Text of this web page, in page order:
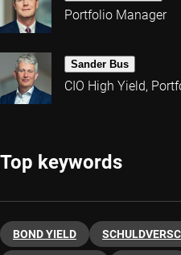
Portfolio Manager
Sander Bus
CIO High Yield,
Top keywords
BOND YIELD